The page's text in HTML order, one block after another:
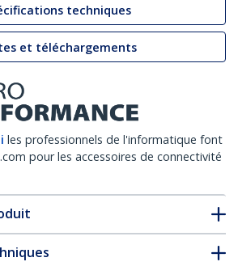
techniques
et téléchargements
les professionnels de l'informatique font
pour les accessoires de connectivité